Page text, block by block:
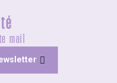
mail